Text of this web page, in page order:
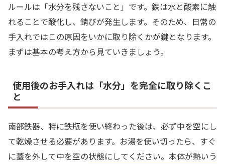
ルールは「水分を残さないこと」です。鉄は水と酸素に触
れることで酸化し、錆びが発生します。そのため、日常の
手入れではこの原因をいかに取り除くかが鍵となります。
まずは基本の考え方から見ていきましょう。
使用後のお手入れは「水分」を完全に取り除くこ
と
南部鉄器、特に鉄瓶を使い終わった後は、必ず中を空にし
て乾燥させる必要があります。お湯を使い切ったら、すぐ
に蓋を外して中を空の状態にしてください。本体が熱いう